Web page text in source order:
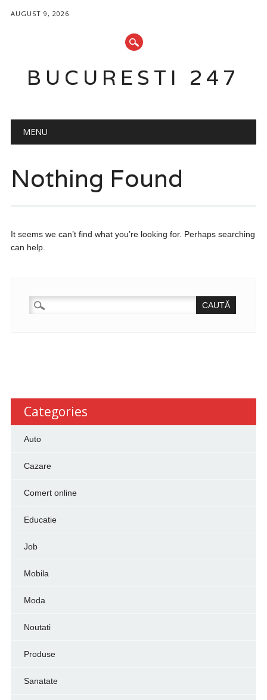
AUGUST 9, 2026
BUCURESTI 247
Main menu
MENU
Nothing Found
It seems we can’t find what you’re looking for. Perhaps searching
can help.
CAUTĂ
Categories
Auto
Cazare
Comert online
Educatie
Job
Mobila
Moda
Noutati
Produse
Sanatate